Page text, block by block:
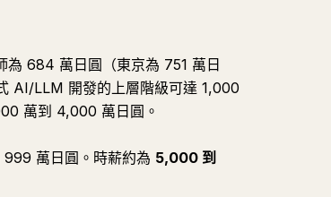
為 684 萬日圓（東京為 751 萬日
AI/LLM 開發的上層階級可達 1,000
萬到 4,000 萬日圓。
萬日圓。時薪約為 5,000 到